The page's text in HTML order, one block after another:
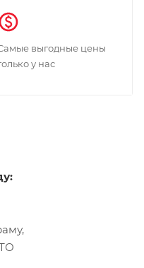
выгодные цены
у нас